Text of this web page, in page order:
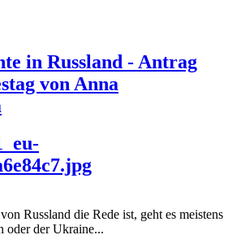
in Russland - Antrag
von Anna
Russland die Rede ist, geht es meistens
oder der Ukraine...